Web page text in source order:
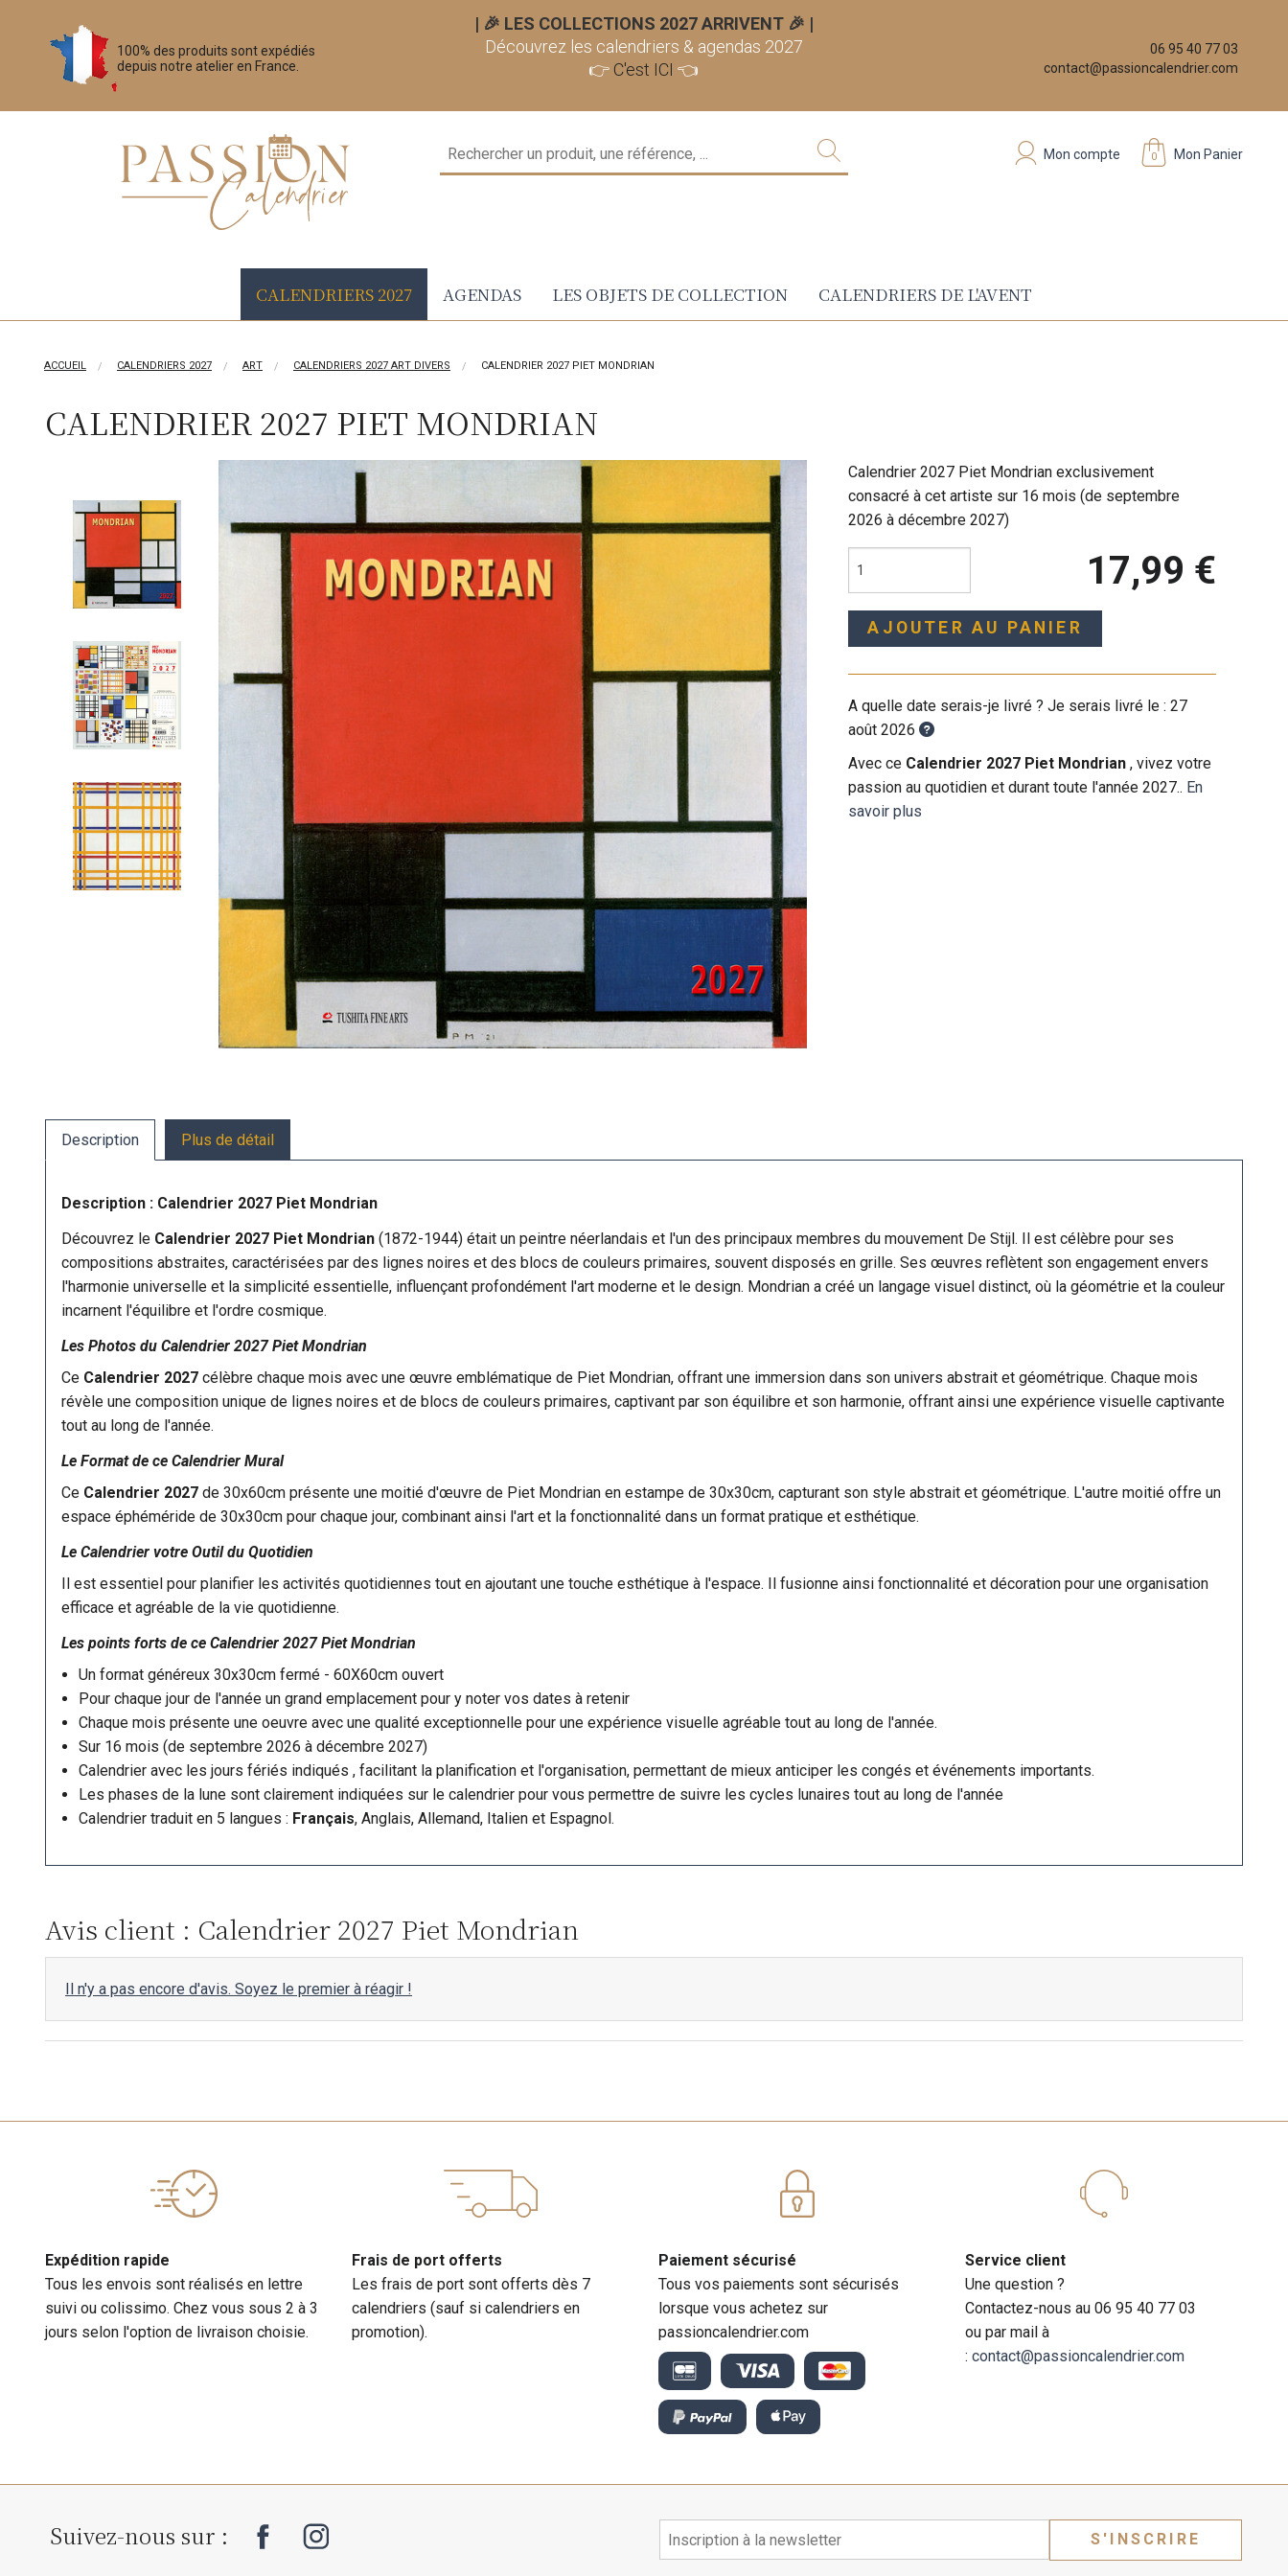
100% des produits sont expédiés
depuis notre atelier en France.
| 🎉 LES COLLECTIONS 2027 ARRIVENT 🎉 |
Découvrez les calendriers & agendas 2027
👉 C'est ICI 👈
06 95 40 77 03
contact@passioncalendrier.com
0 Mon Panier
Mon compte
CALENDRIERS 2027 AGENDAS LES OBJETS DE COLLECTION CALENDRIERS DE L'AVENT
ACCUEIL CALENDRIERS 2027 ART CALENDRIERS 2027 ART DIVERS CALENDRIER 2027 PIET MONDRIAN
CALENDRIER 2027 PIET MONDRIAN
Calendrier 2027 Piet Mondrian exclusivement
consacré à cet artiste sur 16 mois (de septembre
2026 à décembre 2027)
17,99 €
AJOUTER AU PANIER
A quelle date serais-je livré ? Je serais livré le :27
août 2026
Avec ce Calendrier 2027 Piet Mondrian, vivez votre
passion au quotidien et durant toute l'année 2027.. En
savoir plus
Description Plus de détail
Description : Calendrier 2027 Piet Mondrian
Découvrez le Calendrier 2027 Piet Mondrian (1872-1944) était un peintre néerlandais et l'un des principaux membres du mouvement De Stijl. Il est célèbre pour ses
compositions abstraites, caractérisées par des lignes noires et des blocs de couleurs primaires, souvent disposés en grille. Ses œuvres reflètent son engagement envers
l'harmonie universelle et la simplicité essentielle, influençant profondément l'art moderne et le design. Mondrian a créé un langage visuel distinct, où la géométrie et la couleur
incarnent l'équilibre et l'ordre cosmique.
Les Photos du Calendrier 2027 Piet Mondrian
Ce Calendrier 2027 célèbre chaque mois avec une œuvre emblématique de Piet Mondrian, offrant une immersion dans son univers abstrait et géométrique. Chaque mois
révèle une composition unique de lignes noires et de blocs de couleurs primaires, captivant par son équilibre et son harmonie, offrant ainsi une expérience visuelle captivante
tout au long de l'année.
Le Format de ce Calendrier Mural
Ce Calendrier 2027 de 30x60cm présente une moitié d'œuvre de Piet Mondrian en estampe de 30x30cm, capturant son style abstrait et géométrique. L'autre moitié offre un
espace éphéméride de 30x30cm pour chaque jour, combinant ainsi l'art et la fonctionnalité dans un format pratique et esthétique.
Le Calendrier votre Outil du Quotidien
Il est essentiel pour planifier les activités quotidiennes tout en ajoutant une touche esthétique à l'espace. Il fusionne ainsi fonctionnalité et décoration pour une organisation
efficace et agréable de la vie quotidienne.
Les points forts de ce Calendrier 2027Piet Mondrian
Un format généreux 30x30cm fermé - 60X60cm ouvert
Pour chaque jour de l'année un grand emplacement pour y noter vos dates à retenir
Chaque mois présente une oeuvre avec une qualité exceptionnelle pour une expérience visuelle agréable tout au long de l'année.
Sur 16 mois (de septembre 2026 à décembre 2027)
Calendrier avec les jours fériés indiqués , facilitant la planification et l'organisation, permettant de mieux anticiper les congés et événements importants.
Les phases de la lune sont clairement indiquées sur le calendrier pour vous permettre de suivre les cycles lunaires tout au long de l'année
Calendrier traduit en 5 langues : Français, Anglais, Allemand, Italien et Espagnol.
Avis client : Calendrier 2027 Piet Mondrian
Il n'y a pas encore d'avis. Soyez le premier à réagir !
Expédition rapide
Tous les envois sont réalisés en lettre
suivi ou colissimo. Chez vous sous 2 à 3
jours selon l'option de livraison choisie.
Frais de port offerts
Les frais de port sont offerts dès 7
calendriers (sauf si calendriers en
promotion).
Paiement sécurisé
Tous vos paiements sont sécurisés
lorsque vous achetez sur
passioncalendrier.com
Service client
Une question ?
Contactez-nous au 06 95 40 77 03
ou par mail à
: contact@passioncalendrier.com
Suivez-nous sur : S'INSCRIRE